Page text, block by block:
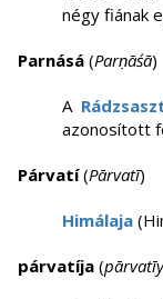
négy fiának
Parnásá (Parṇāśā)
A
azonosított
Párvatí(Pārvatī)
Himálaja
párvatíja (